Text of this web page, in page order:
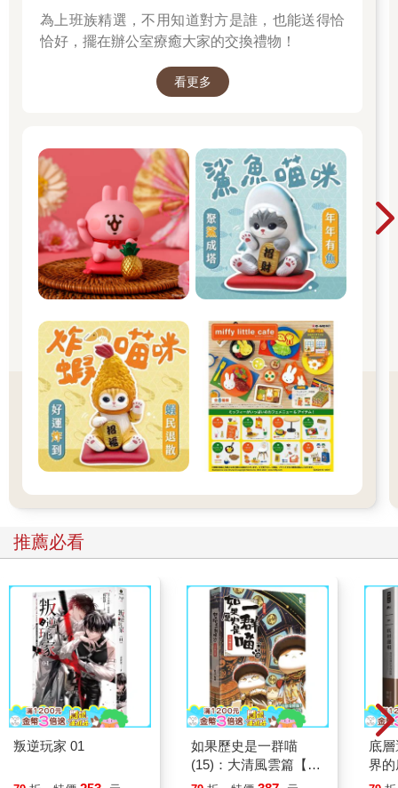
為上班族精選，不用知道對方是誰，也能送得恰
恰好，擺在辦公室療癒大家的交換禮物！
看更多
推薦必看
叛逆玩家 01
如果歷史是一群喵
(15)：大清風雲篇【萌
貓漫畫學歷史】
底
界